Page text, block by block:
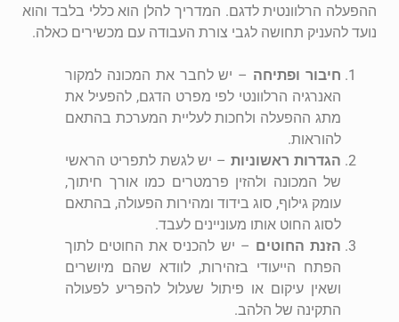
ההפעלה הרלוונטית לדגם. המדריך להלן הוא כללי בלבד והוא
נועד להעניק תחושה לגבי צורת העבודה עם מכשירים כאלה.
חיבור ופתיחה – יש לחבר את המכונה למקור
האנרגיה הרלוונטי לפי מפרט הדגם, להפעיל את
מתג ההפעלה ולחכות לעליית המערכת בהתאם
להוראות.
הגדרות ראשוניות– יש לגשת לתפריט הראשי
של המכונה ולהזין פרמטרים כמו אורך חיתוך,
עומק גילוף, סוג בידוד ומהירות הפעולה, בהתאם
לסוג החוט אותו מעוניינים לעבד.
הזנת החוטים – יש להכניס את החוטים לתוך
הפתח הייעודי בזהירות, לוודא שהם מיושרים
ושאין עיקום או פיתול שעלול להפריע לפעולה
התקינה של הלהב.